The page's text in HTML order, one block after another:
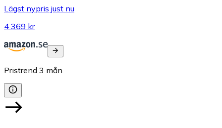
Lägst nypris just nu
4 369 kr
Pristrend 3 mån